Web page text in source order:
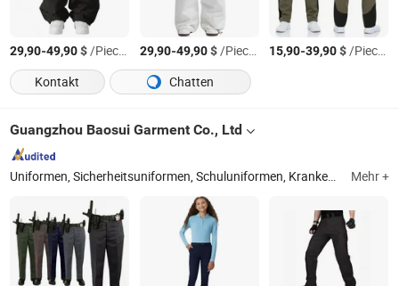
29,90-49,90$/Pieces 29,90-49,90$/Pieces 15,90-39,90$/Pieces
Kontakt
Chatten
Guangzhou Baosui Garment Co., Ltd
Uniformen, Sicherheitsuniformen, Schuluniformen, Krankenhausuniformen, Jacken, Kapuzenpullis, Hemden und Poloshirts Mehr +